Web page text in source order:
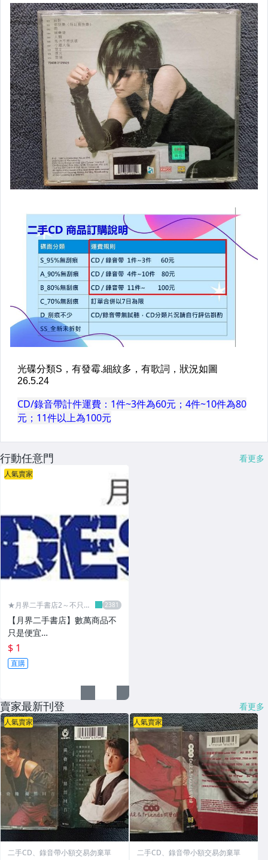
行動任意門 看更多
人氣賣家
★月界二手書店2～不只是
【月界二手書店】數萬商品不
只是便宜…
$ 1
直購
賣家最新刊登 看更多
人氣賣家
二手CD、錄音帶小額交易勿棄單
人氣賣家
二手CD、錄音帶小額交易勿棄單